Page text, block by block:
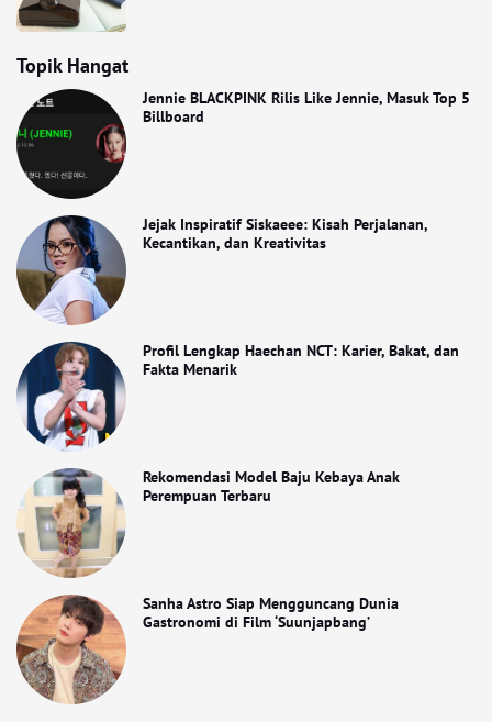
Topik Hangat
Jennie BLACKPINK Rilis Like Jennie, Masuk Top 5
Billboard
Jejak Inspiratif Siskaeee: Kisah Perjalanan,
Kecantikan, dan Kreativitas
Profil Lengkap Haechan NCT: Karier, Bakat, dan
Fakta Menarik
Rekomendasi Model Baju Kebaya Anak
Perempuan Terbaru
Sanha Astro Siap Mengguncang Dunia
Gastronomi di Film ‘Suunjapbang’